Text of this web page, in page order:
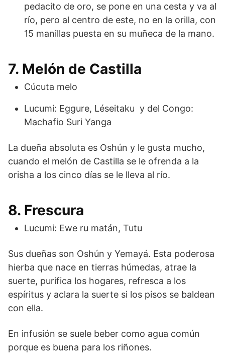
pedacito de oro, se pone en una cesta y va al
río, pero al centro de este, no en la orilla, con
15 manillas puesta en su muñeca de la mano.
7. Melón de Castilla
Cúcuta melo
Lucumi: Eggure, Léseitaku y del Congo:
Machafio Suri Yanga
La dueña absoluta es Oshún y le gusta mucho,
cuando el melón de Castilla se le ofrenda a la
orisha a los cinco días se le lleva al río.
8. Frescura
Lucumi: Ewe ru matán, Tutu
Sus dueñas son Oshún y Yemayá. Esta poderosa
hierba que nace en tierras húmedas, atrae la
suerte, purifica los hogares, refresca a los
espíritus y aclara la suerte si los pisos se baldean
con ella.
En infusión se suele beber como agua común
porque es buena para los riñones.